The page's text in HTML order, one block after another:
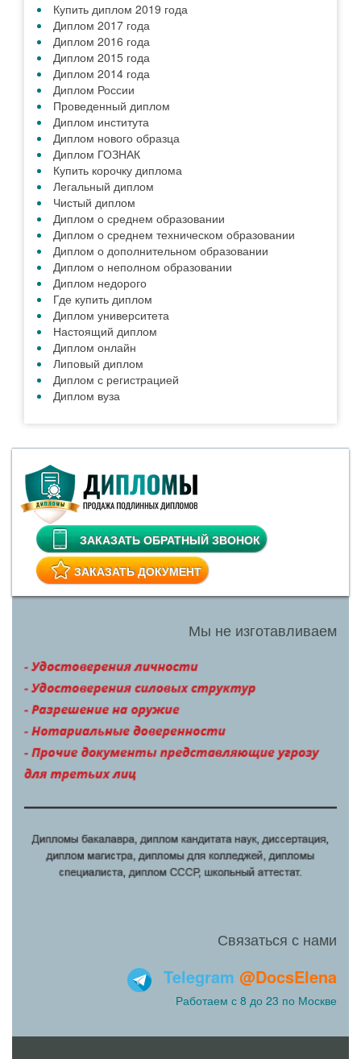
Купить диплом 2019 года
Диплом 2017 года
Диплом 2016 года
Диплом 2015 года
Диплом 2014 года
Диплом России
Проведенный диплом
Диплом института
Диплом нового образца
Диплом ГОЗНАК
Купить корочку диплома
Легальный диплом
Чистый диплом
Диплом о среднем образовании
Диплом о среднем техническом образовании
Диплом о дополнительном образовании
Диплом о неполном образовании
Диплом недорого
Где купить диплом
Диплом университета
Настоящий диплом
Диплом онлайн
Липовый диплом
Диплом с регистрацией
Диплом вуза
ЗАКАЗАТЬ ОБРАТНЫЙ ЗВОНОК
ЗАКАЗАТЬ ДОКУМЕНТ
Мы не изготавливаем
Связаться с нами
Telegram @DocsElena
Работаем с 8 до 23 по Москве